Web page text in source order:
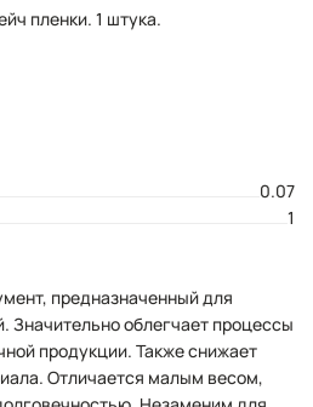
пленки. 1 штука.
0.07
1
предназначенный для
Значительно облегчает процессы
продукции. Также снижает
Отличается малым весом,